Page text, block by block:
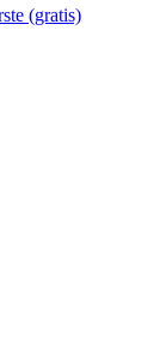
(gratis)